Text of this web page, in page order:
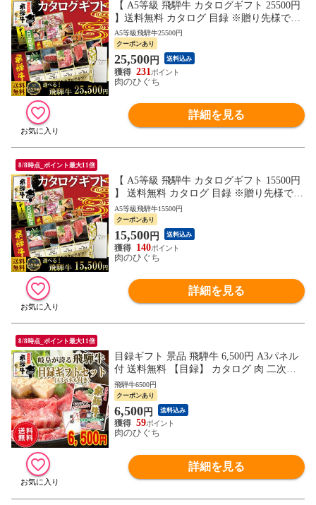
【 A5等級 飛騨牛 カタログギフト 25500円
】送料無料 カタログ 目録 ※贈り先様でお
好きな商品を選んでいただけます カタログ
福利厚生 内祝 御礼 お祝い 御祝 肉 グルメ
ギフト
A5等級飛騨牛25500円
クーポンあり
25,500円 送料込み
231
肉のひぐち
詳細を見る
8/8時点_ポイント最大11倍
【 A5等級 飛騨牛 カタログギフト 15500円
】 送料無料 カタログ 目録 ※贈り先様でお
好きな商品を選んでいただけます カタログ
福利厚生 内祝 御礼 お祝い 御祝 肉 グルメ
ギフト
A5等級飛騨牛15500円
クーポンあり
15,500円 送料込み
140
肉のひぐち
詳細を見る
8/8時点_ポイント最大11倍
目録ギフト 景品 飛騨牛 6,500円 A3パネル
付 送料無料 【目録】 カタログ 肉 二次会
ゴルフ コンペ ビンゴ 忘年会 新年会 歓送
迎会 イベント
飛騨牛6500円
クーポンあり
6,500円 送料込み
59
肉のひぐち
詳細を見る